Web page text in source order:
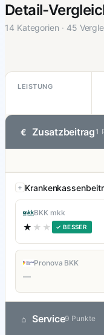
Detail-
14 Kategorien · 45
LEISTUNG
€ Zusatzbeitrag 1
BKK mkk
★ ★★ ✓ BESSER
Pronova BKK
—
⌂ Service9 Punkte